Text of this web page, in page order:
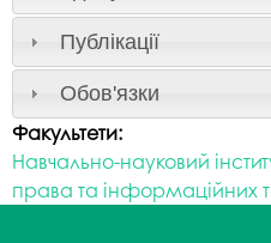
Публікації
Обов'язки
Факультети:
Навчально-науковий
права та інформаційних